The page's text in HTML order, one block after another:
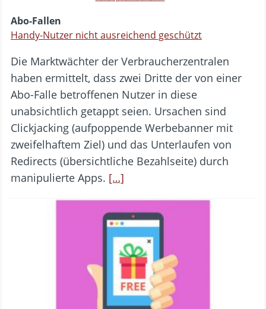
Abo-Fallen
Handy-Nutzer nicht ausreichend geschützt
Die Marktwächter der Verbraucherzentralen
haben ermittelt, dass zwei Dritte der von einer
Abo-Falle betroffenen Nutzer in diese
unabsichtlich getappt seien. Ursachen sind
Clickjacking (aufpoppende Werbebanner mit
zweifelhaftem Ziel) und das Unterlaufen von
Redirects (übersichtliche Bezahlseite) durch
manipulierte Apps. […]